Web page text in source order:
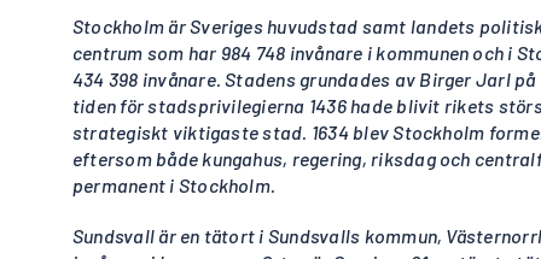
Stockholm är Sveriges huvudstad samt landets
centrum som har 984 748 invånare i kommunen och i
434 398 invånare. Stadens grundades av Birger Jarl
tiden för stadsprivilegierna 1436 hade blivit rikets
strategiskt viktigaste stad. 1634 blev Stockholm
eftersom både kungahus, regering, riksdag och
permanent i Stockholm.
Sundsvall är en tätort i Sundsvalls kommun,